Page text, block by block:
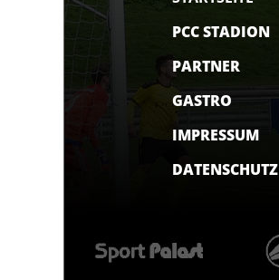
PCC STADION
PARTNER
GASTRO
IMPRESSUM
DATENSCHUTZ